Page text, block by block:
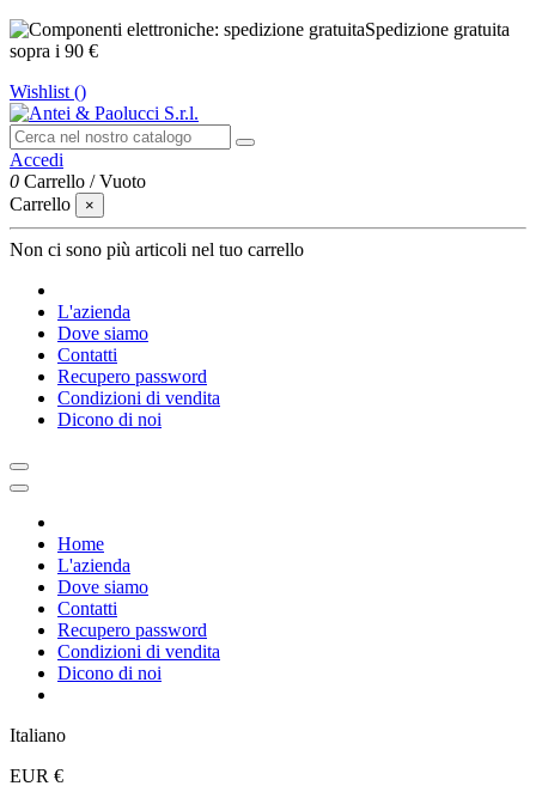
Spedizione gratuita
sopra i 90 €
Wishlist ()
Accedi
0 Carrello /Vuoto
Carrello
×
Non ci sono più articoli nel tuo carrello
L'azienda
Dove siamo
Contatti
Recupero password
Condizioni di vendita
Dicono di noi
Home
L'azienda
Dove siamo
Contatti
Recupero password
Condizioni di vendita
Dicono di noi
Italiano
EUR €